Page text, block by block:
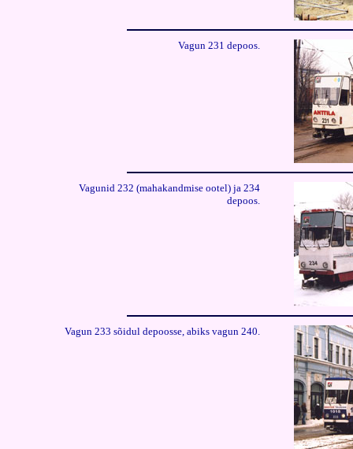
Vagun 231 depoos.
Vagunid 232 (mahakandmise ootel) ja 234
depoos.
Vagun 233 sõidul depoosse, abiks vagun 240.